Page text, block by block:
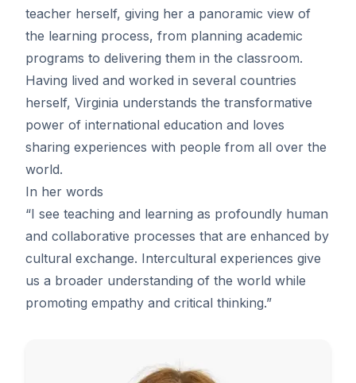
teacher herself, giving her a panoramic view of
the learning process, from planning academic
programs to delivering them in the classroom.
Having lived and worked in several countries
herself, Virginia understands the transformative
power of international education and loves
sharing experiences with people from all over the
world.
In her words
“I see teaching and learning as profoundly human
and collaborative processes that are enhanced by
cultural exchange. Intercultural experiences give
us a broader understanding of the world while
promoting empathy and critical thinking.”